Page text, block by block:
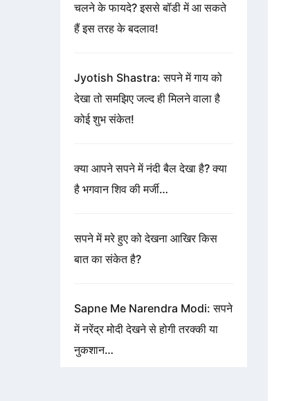
चलने के फायदे? इससे बॉडी में आ सकते
हैं इस तरह के बदलाव!
Jyotish Shastra: सपने में गाय को
देखा तो समझिए जल्द ही मिलने वाला है
कोई शुभ संकेत!
क्या आपने सपने में नंदी बैल देखा है? क्या
है भगवान शिव की मर्जी…
सपने में मरे हुए को देखना आखिर किस
बात का संकेत है?
Sapne Me Narendra Modi: सपने
में नरेंद्र मोदी देखने से होगी तरक्की या
नुकशान…